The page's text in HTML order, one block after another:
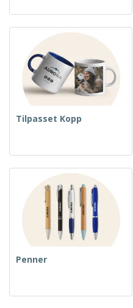
Tilpasset Kopp
Penner